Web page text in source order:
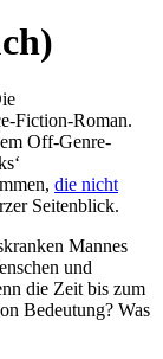
Fiction-Roman.
Off-Genre-
die nicht
Seitenblick.
Mannes
und
die Zeit bis zum
Bedeutung? Was